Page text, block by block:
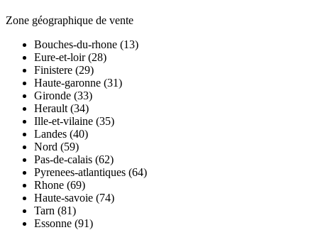
Zone géographique de vente
Bouches-du-rhone (13)
Eure-et-loir (28)
Finistere (29)
Haute-garonne (31)
Gironde (33)
Herault (34)
Ille-et-vilaine (35)
Landes (40)
Nord (59)
Pas-de-calais (62)
Pyrenees-atlantiques (64)
Rhone (69)
Haute-savoie (74)
Tarn (81)
Essonne (91)